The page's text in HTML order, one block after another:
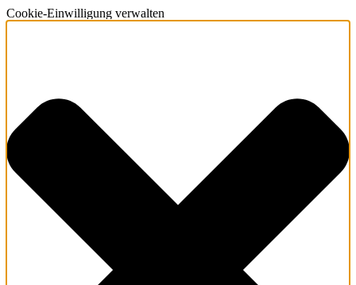
Cookie-Einwilligung verwalten